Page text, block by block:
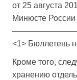
от 25 августа
Минюсте России
<1> Бюллетень
Кроме того,
хранению